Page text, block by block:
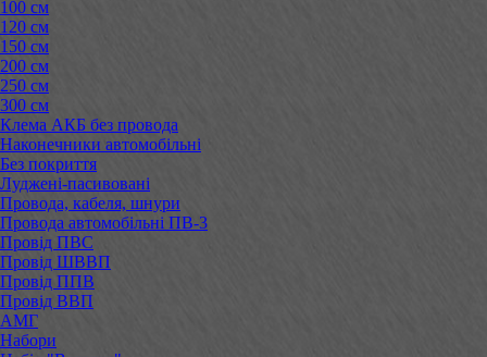
100 см
120 см
150 см
200 см
250 см
300 см
Клема АКБ без провода
Наконечники автомобільні
Без покриття
Луджені-пасивовані
Провода, кабеля, шнури
Провода автомобільні ПВ-3
Провід ПВС
Провід ШВВП
Провід ППВ
Провід ВВП
АМГ
Набори